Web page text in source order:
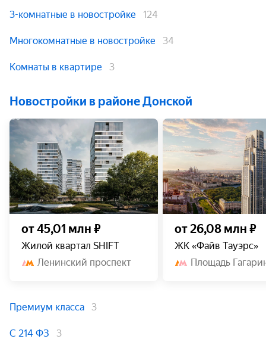
3-комнатные в новостройке 124
Многокомнатные в новостройке 34
Комнаты в квартире 3
Новостройки в районе Донской
от 45,01 млн ₽
Жилой квартал SHIFT
Ленинский проспект
от 26,08 млн ₽
ЖК «Файв Тауэрс»
Площадь
Премиум класса 3
С 214 ФЗ 3